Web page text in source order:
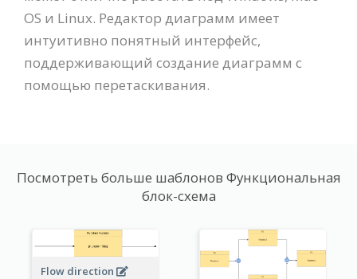
OS и Linux. Редактор диаграмм имеет
интуитивно понятный интерфейс,
поддерживающий создание диаграмм с
помощью перетаскивания.
Посмотреть больше шаблонов Функциональная
блок-схема
Flow direction